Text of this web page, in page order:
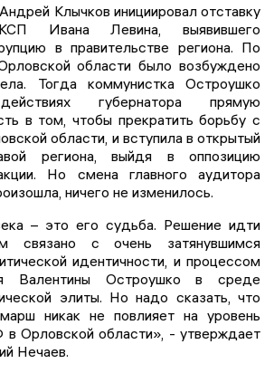
Клычков инициировал отставку
Ивана Левина, выявившего
в правительстве региона. По
области было возбуждено
Тогда коммунистка Остроушко
губернатора прямую
в том, чтобы прекратить борьбу с
области, и вступила в открытый
региона, выйдя в оппозицию
Но смена главного аудитора
ничего не изменилось.
– это его судьба. Решение идти
связано с очень затянувшимся
идентичности, и процессом
Валентины Остроушко в среде
элиты. Но надо сказать, что
никак не повлияет на уровень
Орловской области», - утверждает
Нечаев.